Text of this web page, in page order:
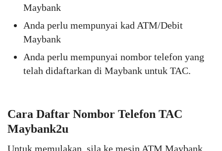
Maybank
Anda perlu mempunyai kad ATM/Debit
Maybank
Anda perlu mempunyai nombor telefon yang
telah didaftarkan di Maybank untuk TAC.
Cara Daftar Nombor Telefon TAC
Maybank2u
Untuk memulakan, sila ke mesin ATM Maybank